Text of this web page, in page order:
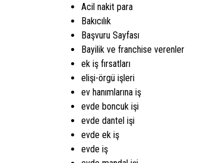
Acil nakit para
Bakıcılık
Başvuru Sayfası
Bayilik ve franchise verenler
ek iş fırsatları
elişi-örgü işleri
ev hanımlarına iş
evde boncuk işi
evde dantel işi
evde ek iş
evde iş